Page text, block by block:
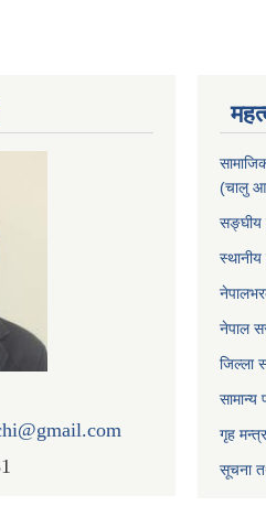
(चालु
सङ्घीय
नेपाल
जिल्ला
सामान्य
गृह
सूचना